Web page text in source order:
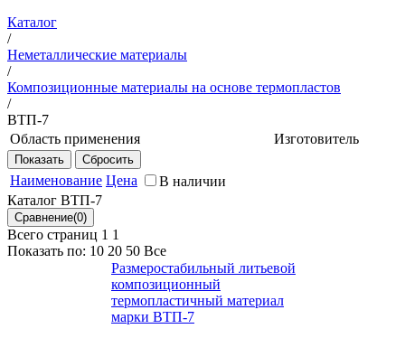
Каталог
/
Неметаллические материалы
/
Композиционные материалы на основе термопластов
/
ВТП-7
Область применения
Предназначен для изготовления
методом литья под давлением
деталей и элементов системы
кондиционирования воздуха
воздушных судов и наземной
техники
Изготовитель
Наименование Цена
В наличии
Каталог ВТП-7
Всего страниц 1 1
Показать по: 10 20 50 Все
Размеростабильный литьевой
композиционный
термопластичный материал
марки ВТП-7